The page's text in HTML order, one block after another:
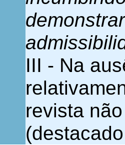
III - Na
revista